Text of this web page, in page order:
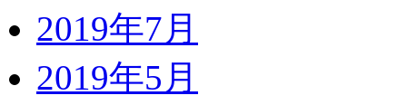
2019年7月
2019年5月